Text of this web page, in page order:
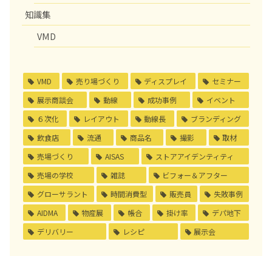
知識集
VMD
VMD 売り場づくり ディスプレイ
セミナー
展示商談会
動線 成功事例
イベント
６次化
レイアウト 動線長
ブランディング
飲食店
流通 商品名 撮影
取材
売場づくり
AISAS
ストアアイデンティティ
売場の学校
雑誌
ビフォー＆アフター
グローサラント
時間消費型 販売員
失敗事例
AIDMA
物産展 帳合 掛け率
デパ地下
デリバリー
レシピ 展示会